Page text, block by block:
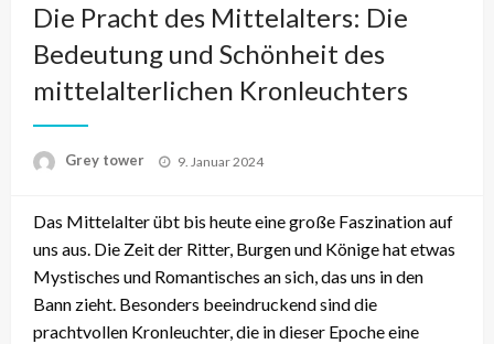
Die Pracht des Mittelalters: Die
Bedeutung und Schönheit des
mittelalterlichen Kronleuchters
Grey tower
Posted
9. Januar 2024
Das Mittelalter übt bis heute eine große Faszination auf
uns aus. Die Zeit der Ritter, Burgen und Könige hat etwas
Mystisches und Romantisches an sich, das uns in den
Bann zieht. Besonders beeindruckend sind die
prachtvollen Kronleuchter, die in dieser Epoche eine